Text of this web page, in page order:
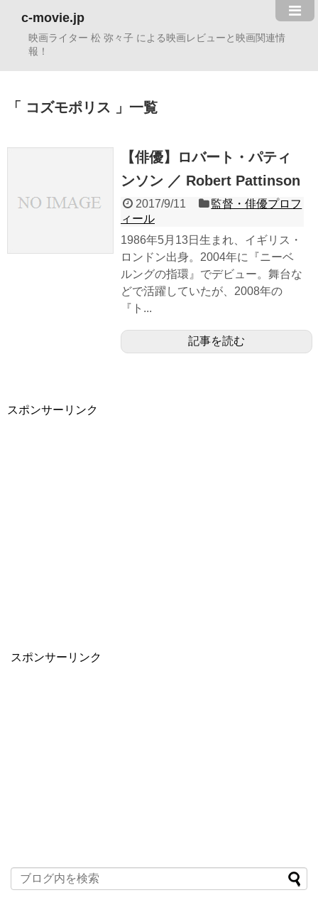
c-movie.jp
映画ライター 松 弥々子 による映画レビューと映画関連情
報！
コズモポリス 一覧
【俳優】ロバート・パティ
ンソン ／ Robert Pattinson
2017/9/11
監督・俳優プロフ
ィール
1986年5月13日生まれ、イギリス・
ロンドン出身。2004年に『ニーベ
ルングの指環』でデビュー。舞台な
どで活躍していたが、2008年の
『ト...
記事を読む
スポンサーリンク
スポンサーリンク